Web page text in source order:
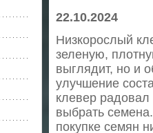
22.10.2024
Низкорослый
зеленую,
выглядит, но и
улучшение
клевер
выбрать
покупке семян